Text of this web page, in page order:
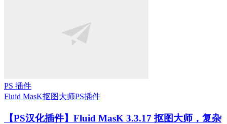
PS 插件
Fluid MasK抠图大师PS插件
【PS汉化插件】Fluid MasK 3.3.17 抠图大师，复杂